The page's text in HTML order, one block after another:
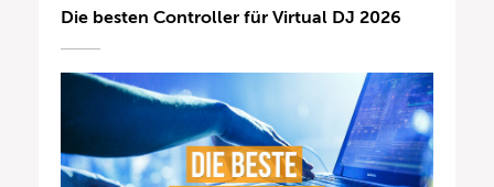
Die besten Controller für Virtual DJ 2026